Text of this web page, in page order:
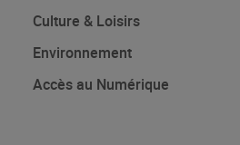
Culture & Loisirs
Environnement
Accès au Numérique